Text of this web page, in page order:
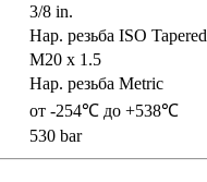
3/8 in.
Нар. резьба ISO Tapered
M20 x 1.5
Нар. резьба Metric
от -254℃ до +538℃
530 bar